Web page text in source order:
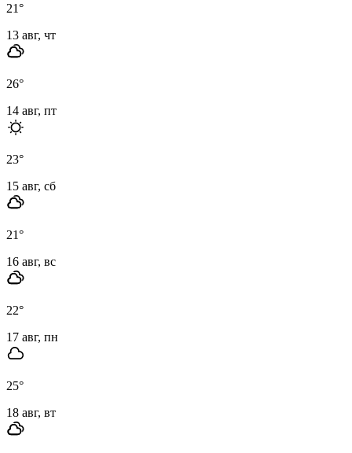
21°
13 авг, чт
26°
14 авг, пт
23°
15 авг, сб
21°
16 авг, вс
22°
17 авг, пн
25°
18 авг, вт